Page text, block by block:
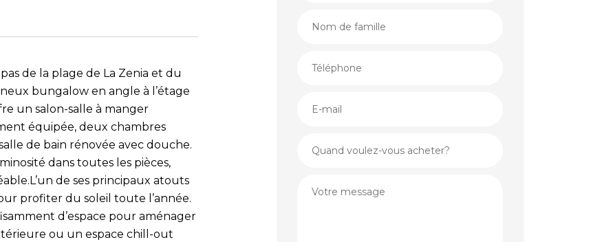
de la plage de La Zenia et du
bungalow en angle à l’étage
un salon-salle à manger
équipée, deux chambres
de bain rénovée avec douche.
dans toutes les pièces,
de ses principaux atouts
profiter du soleil toute l’année.
d’espace pour aménager
ou un espace chill-out